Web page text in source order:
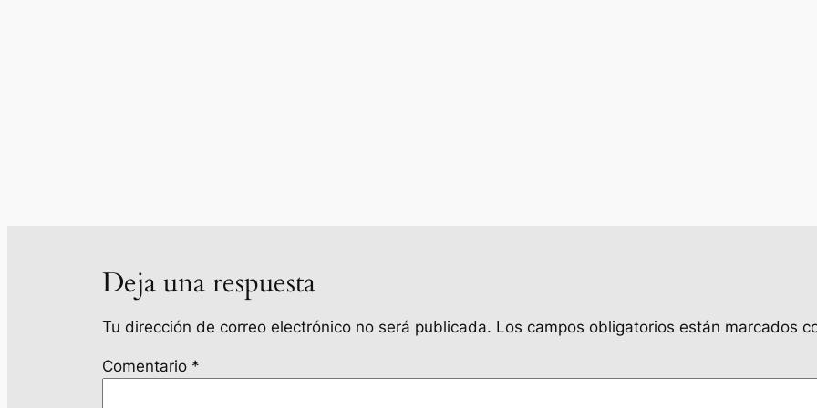
Deja una respuesta
Tu dirección de correo electrónico no será publicada. Los campos obligatorios están marcados
Comentario *